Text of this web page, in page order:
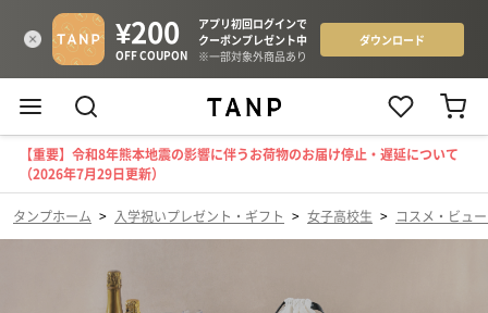
【重要】令和8年熊本地震の影響に伴うお荷物のお届け停止・遅延について
（2026年7月29日更新）
タンプホーム > 入学祝いプレゼント・ギフト > 女子高校生 > コスメ・ビュ